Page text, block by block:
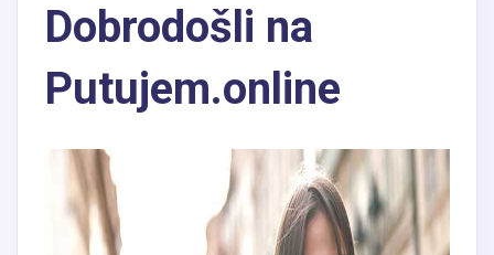
Dobrodošli na
Putujem.online